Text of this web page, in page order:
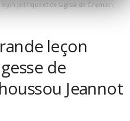
politique et de sagesse de Gnamien
leçon
de
Jeannot